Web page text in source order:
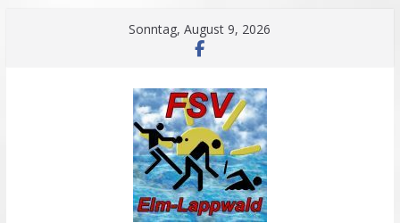
Sonntag, August 9, 2026